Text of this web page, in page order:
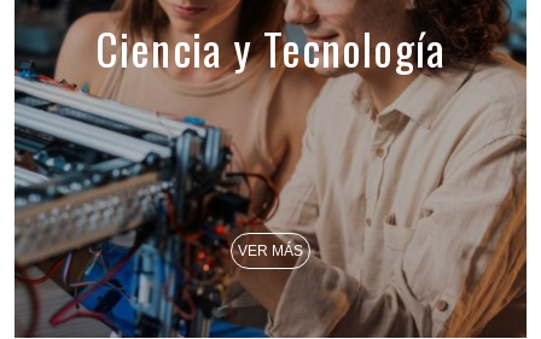
Ciencia y Tecnología
VER MÁS